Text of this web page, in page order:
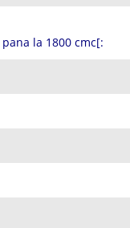
la 1800 cmc[: